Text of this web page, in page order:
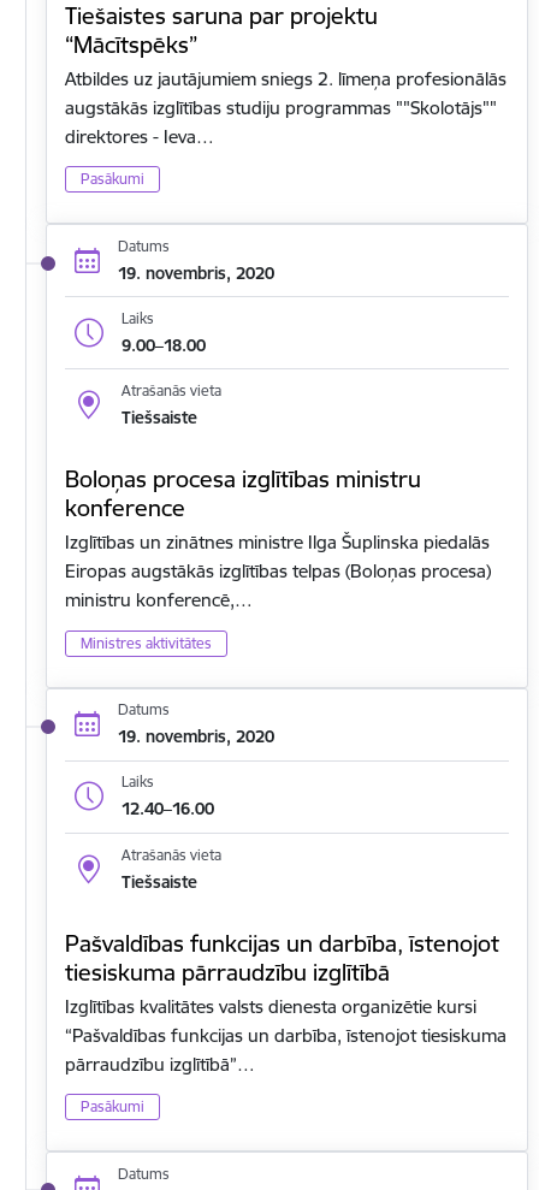
Tiešaistes saruna par projektu
“Mācītspēks”
Atbildes uz jautājumiem sniegs 2. līmeņa profesionālās
augstākās izglītības studiju programmas ""Skolotājs""
direktores - Ieva…
Pasākumi
Datums
19. novembris, 2020
Laiks
9.00–18.00
Atrašanās vieta
Tiešsaiste
Boloņas procesa izglītības ministru
konference
Izglītības un zinātnes ministre Ilga Šuplinska piedalās
Eiropas augstākās izglītības telpas (Boloņas procesa)
ministru konferencē,…
Ministres aktivitātes
Datums
19. novembris, 2020
Laiks
12.40–16.00
Atrašanās vieta
Tiešsaiste
Pašvaldības funkcijas un darbība, īstenojot
tiesiskuma pārraudzību izglītībā
Izglītības kvalitātes valsts dienesta organizētie kursi
“Pašvaldības funkcijas un darbība, īstenojot tiesiskuma
pārraudzību izglītībā”…
Pasākumi
Datums